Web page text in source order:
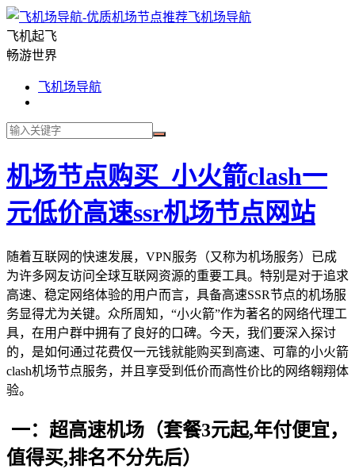
飞机场导航
飞机起飞
畅游世界
飞机场导航
机场节点购买_小火箭clash一
元低价高速ssr机场节点网站
随着互联网的快速发展，VPN服务（又称为机场服务）已成
为许多网友访问全球互联网资源的重要工具。特别是对于追求
高速、稳定网络体验的用户而言，具备高速SSR节点的机场服
务显得尤为关键。众所周知，“小火箭”作为著名的网络代理工
具，在用户群中拥有了良好的口碑。今天，我们要深入探讨
的，是如何通过花费仅一元钱就能购买到高速、可靠的小火箭
clash机场节点服务，并且享受到低价而高性价比的网络翱翔体
验。
一：超高速机场（套餐3元起,年付便宜，
值得买,排名不分先后）